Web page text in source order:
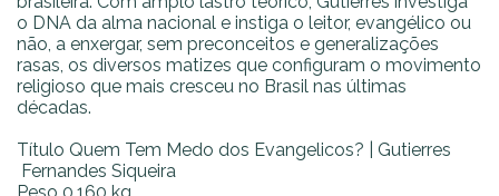
o DNA da alma nacional e instiga o leitor, evangélico ou
não, a enxergar, sem preconceitos e generalizações
rasas, os diversos matizes que configuram o movimento
religioso que mais cresceu no Brasil nas últimas
décadas.
Título Quem Tem Medo dos Evangelicos? | Gutierres
Fernandes Siqueira